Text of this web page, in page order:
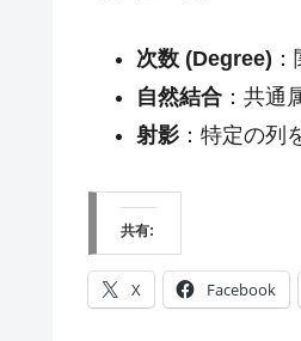
次数 (Degree)
自然結合：共通
射影：特定の列
共有:
X Facebook